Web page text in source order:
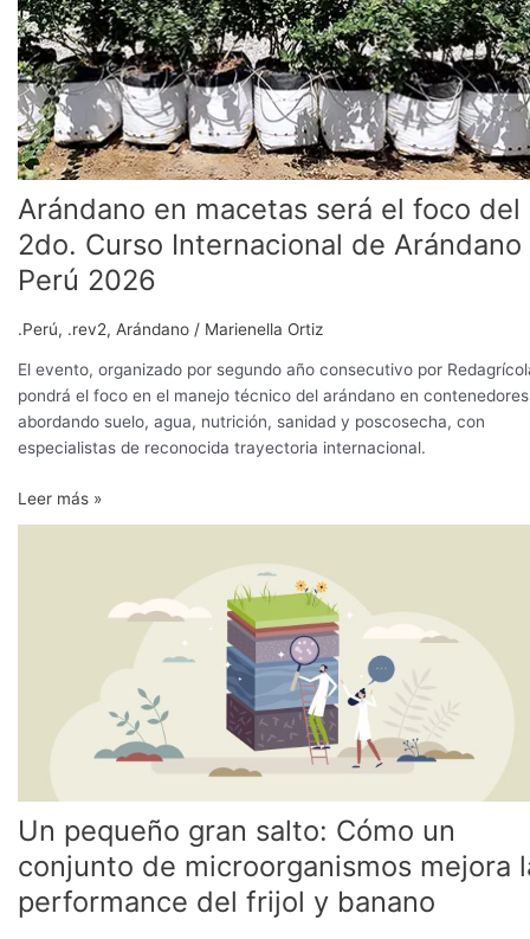
Arándano en macetas será el foco del
2do. Curso Internacional de Arándano
Perú 2026
.Perú, .rev2, Arándano / Marienella Ortiz
El evento, organizado por segundo año consecutivo por
pondrá el foco en el manejo técnico del arándano en
abordando suelo, agua, nutrición, sanidad y poscosecha, con
especialistas de reconocida trayectoria internacional.
Curso
Internacional
de
Arándano
Perú
2026
Leer más »
Un pequeño gran salto: Cómo un
conjunto de microorganismos mejora
performance del frijol y banano
microorganismos
performance
frijol
y